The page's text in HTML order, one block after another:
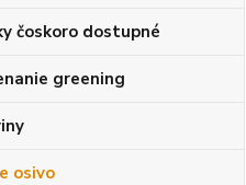
čoskoro dostupné
greening
osivo